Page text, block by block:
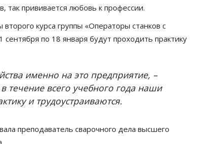
так прививается любовь к профессии.
курса группы «Операторы станков с
по 18 января будут проходить практику
именно на это предприятие, –
течение всего учебного года наши
и трудоустраиваются.
преподаватель сварочного дела высшего